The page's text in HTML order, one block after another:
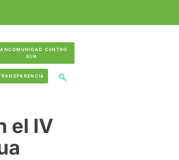
CENTRO
SUR
el IV